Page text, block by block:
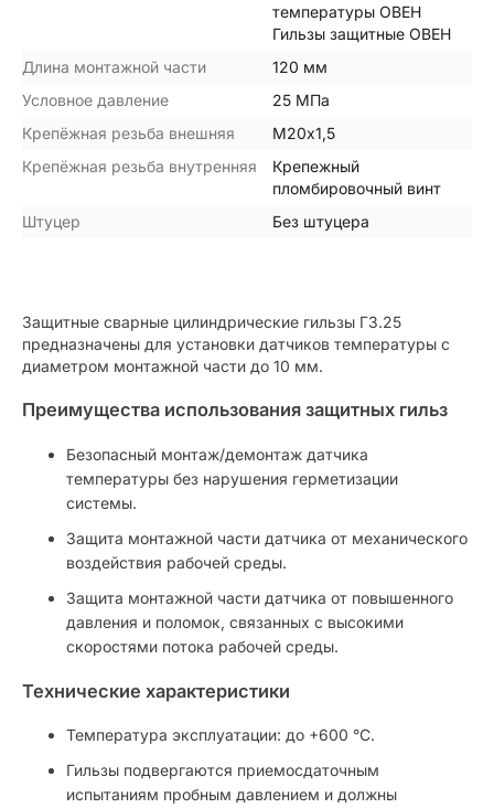
температуры ОВЕН
Гильзы защитные ОВЕН
Длина монтажной части
120 мм
Условное давление
25 МПа
Крепёжная резьба внешняя
М20х1,5
Крепёжная резьба внутренняя
Крепежный
пломбировочный винт
Штуцер
Без штуцера
Защитные сварные цилиндрические гильзы ГЗ.25
предназначены для установки датчиков температуры с
диаметром монтажной части до 10 мм.
Преимущества использования защитных гильз
Безопасный монтаж/демонтаж датчика
температуры без нарушения герметизации
системы.
Защита монтажной части датчика от механического
воздействия рабочей среды.
Защита монтажной части датчика от повышенного
давления и поломок, связанных с высокими
скоростями потока рабочей среды.
Технические характеристики
Температура эксплуатации: до +600 °С.
Гильзы подвергаются приемосдаточным
испытаниям пробным давлением и должны